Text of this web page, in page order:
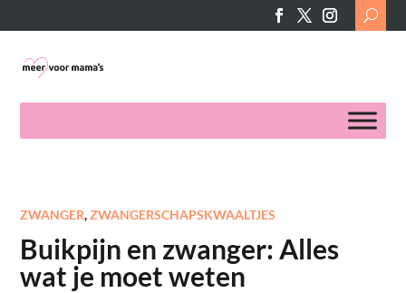
Search
for:
ZWANGER,ZWANGERSCHAPSKWAALTJES
Buikpijn en zwanger: Alles
wat je moet weten